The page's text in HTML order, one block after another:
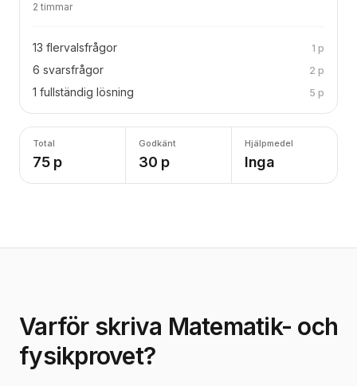
2 timmar
13 flervalsfrågor 1 p
6 svarsfrågor 2 p
1 fullständig lösning 5 p
Total
75 p
Godkänt
30 p
Hjälpmedel
Inga
Varför skriva Matematik- och
fysikprovet?